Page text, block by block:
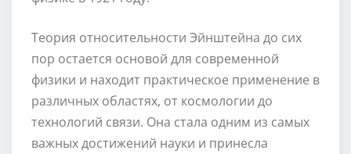
Теория относительности Эйнштейна до сих
пор остается основой для современной
физики и находит практическое применение в
различных областях, от космологии до
технологий связи. Она стала одним из самых
важных достижений науки и принесла